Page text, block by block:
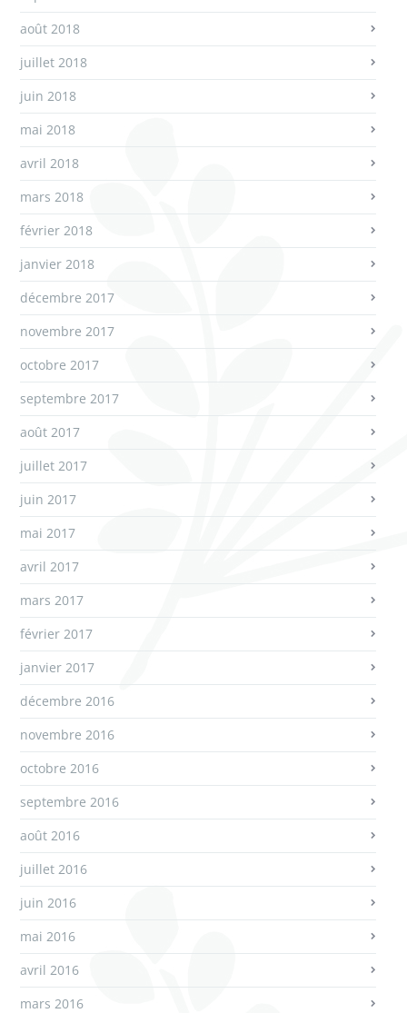
août 2018
juillet 2018
juin 2018
mai 2018
avril 2018
mars 2018
février 2018
janvier 2018
décembre 2017
novembre 2017
octobre 2017
septembre 2017
août 2017
juillet 2017
juin 2017
mai 2017
avril 2017
mars 2017
février 2017
janvier 2017
décembre 2016
novembre 2016
octobre 2016
septembre 2016
août 2016
juillet 2016
juin 2016
mai 2016
avril 2016
mars 2016